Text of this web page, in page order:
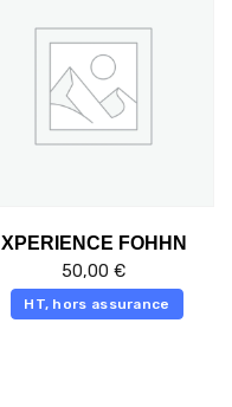
XPERIENCE FOHHN
50,00 €
HT, hors assurance